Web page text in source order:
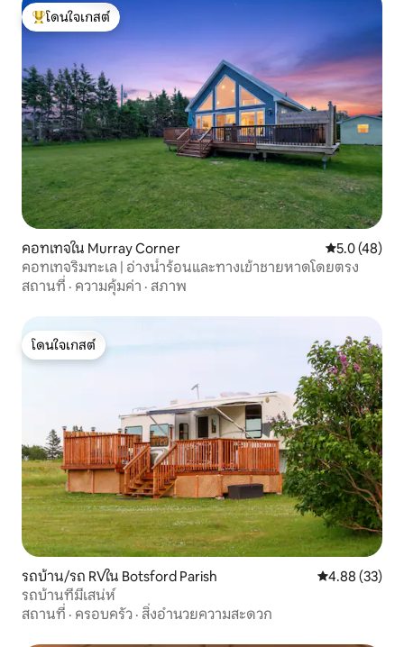
โดนใจเกสต์ที่สุด
โดนใจเกสต์
คอทเทจใน Murray Corner คะแนนเฉลี่ย
5.0 (48)
คอทเทจริมทะเล | อ่างน้ำร้อนและทางเข้าชายหาดโดยตรง
สถานที่ · ความคุ้มค่า · สภาพ
โดนใจเกสต์
โดนใจเกสต์
รถบ้าน/รถ RVใน Botsford Parish คะแนนเฉลี่ย
4.88 (33)
รถบ้านที่มีเสน่ห์
สถานที่ · ครอบครัว · สิ่งอำนวยความสะดวก